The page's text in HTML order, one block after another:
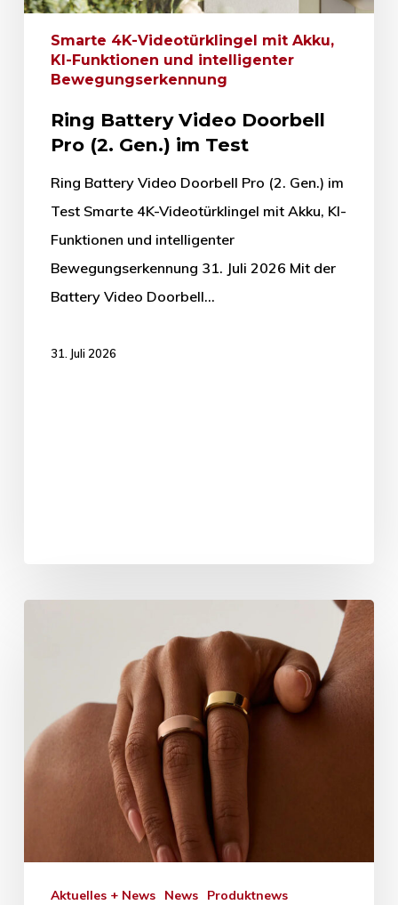
Smarte 4K-Videotürklingel mit Akku,
KI-Funktionen und intelligenter
Bewegungserkennung
Ring Battery Video Doorbell
Pro (2. Gen.) im Test
Ring Battery Video Doorbell Pro (2. Gen.) im
Test Smarte 4K-Videotürklingel mit Akku, KI-
Funktionen und intelligenter
Bewegungserkennung 31. Juli 2026 Mit der
Battery Video Doorbell…
31. Juli 2026
Aktuelles + News News Produktnews